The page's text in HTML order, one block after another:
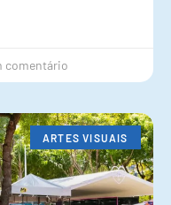
comentário
ARTES VISUAIS